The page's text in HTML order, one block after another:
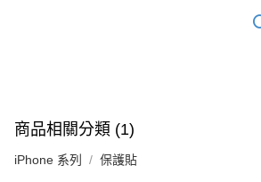
商品相關分類 (1)
iPhone 系列 保護貼